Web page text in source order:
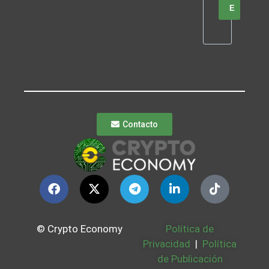
E
Contacto
© Crypto Economy
Política de
Privacidad | Política
de Publicación